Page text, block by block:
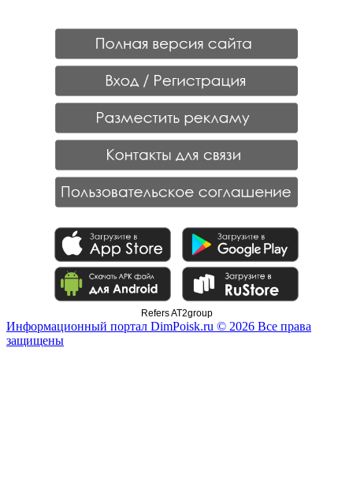
Refers AT2group
Информационный портал DimPoisk.ru © 2026 Все права
защищены